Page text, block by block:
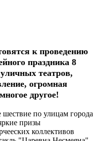
к проведению
праздника 8
театров,
огромная
другое!
шествие по улицам города
призы
коллективов